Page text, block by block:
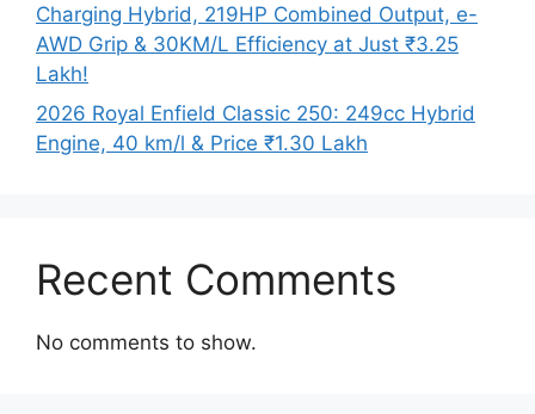
Charging Hybrid, 219HP Combined Output, e-
AWD Grip & 30KM/L Efficiency at Just ₹3.25
Lakh!
2026 Royal Enfield Classic 250: 249cc Hybrid
Engine, 40 km/l & Price ₹1.30 Lakh
Recent Comments
No comments to show.